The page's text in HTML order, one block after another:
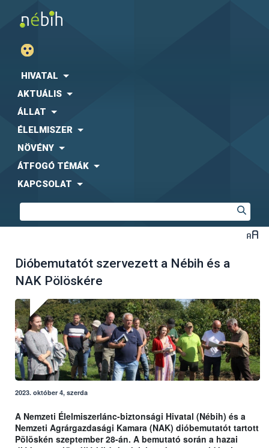
HIVATAL
AKTUÁLIS
ÁLLAT
ÉLELMISZER
NÖVÉNY
ÁTFOGÓ TÉMÁK
KAPCSOLAT
Dióbemutatót szervezett a Nébih és a
NAK Pölöskére
2023. október 4, szerda
A Nemzeti Élelmiszerlánc-biztonsági Hivatal (Nébih) és a
Nemzeti Agrárgazdasági Kamara (NAK) dióbemutatót tartott
Pölöskén szeptember 28-án. A bemutató során a hazai